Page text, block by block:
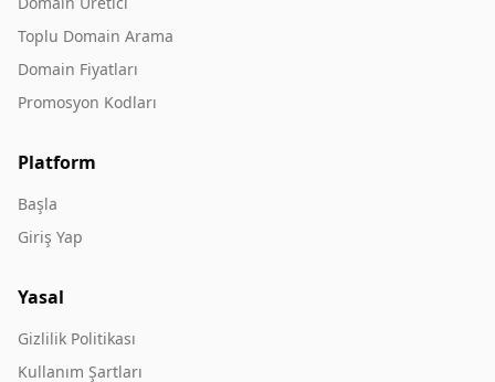
Toplu Domain Arama
Domain Fiyatları
Promosyon Kodları
Platform
Başla
Giriş Yap
Yasal
Gizlilik Politikası
Kullanım Şartları